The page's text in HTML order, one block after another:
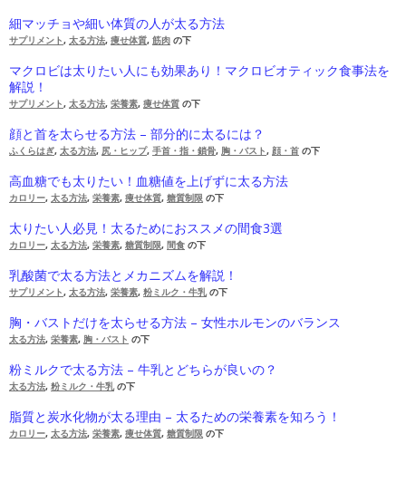
細マッチョや細い体質の人が太る方法
サプリメント, 太る方法, 痩せ体質, 筋肉 の下
マクロビは太りたい人にも効果あり！マクロビオティック食事法を
解説！
サプリメント, 太る方法, 栄養素, 痩せ体質 の下
顔と首を太らせる方法 – 部分的に太るには？
ふくらはぎ, 太る方法, 尻・ヒップ, 手首・指・鎖骨, 胸・バスト, 顔・首 の下
高血糖でも太りたい！血糖値を上げずに太る方法
カロリー, 太る方法, 栄養素, 痩せ体質, 糖質制限 の下
太りたい人必見！太るためにおススメの間食3選
カロリー, 太る方法, 栄養素, 糖質制限, 間食 の下
乳酸菌で太る方法とメカニズムを解説！
サプリメント, 太る方法, 栄養素, 粉ミルク・牛乳 の下
胸・バストだけを太らせる方法 – 女性ホルモンのバランス
太る方法, 栄養素, 胸・バスト の下
粉ミルクで太る方法 – 牛乳とどちらが良いの？
太る方法, 粉ミルク・牛乳 の下
脂質と炭水化物が太る理由 – 太るための栄養素を知ろう！
カロリー, 太る方法, 栄養素, 痩せ体質, 糖質制限 の下